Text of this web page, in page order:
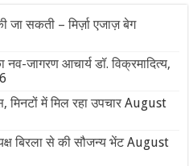
जा सकती – मिर्ज़ा एजाज़ बेग
नव-जागरण आचार्य डॉ. विक्रमादित्य,
मिनटों में मिल रहा उपचार August
बिरला से की सौजन्य भेंट August